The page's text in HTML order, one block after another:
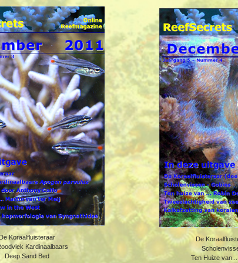
Koraalfluisteraar
Kardinaalbaars
Deep Sand Bed
De
Ten Huize